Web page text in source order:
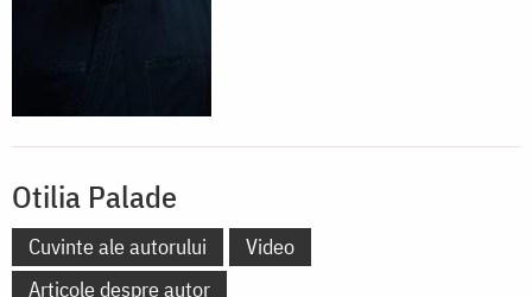
Otilia Palade
Cuvinte ale autorului
Video
Articole despre autor